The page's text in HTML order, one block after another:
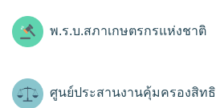
พ.ร.บ.สภาเกษตรกรแห่งชาติ
ศูนย์ประสานงานคุ้มครองสิทธิ